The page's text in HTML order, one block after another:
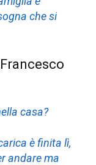
che si
casa?
è finita lì,
andare ma